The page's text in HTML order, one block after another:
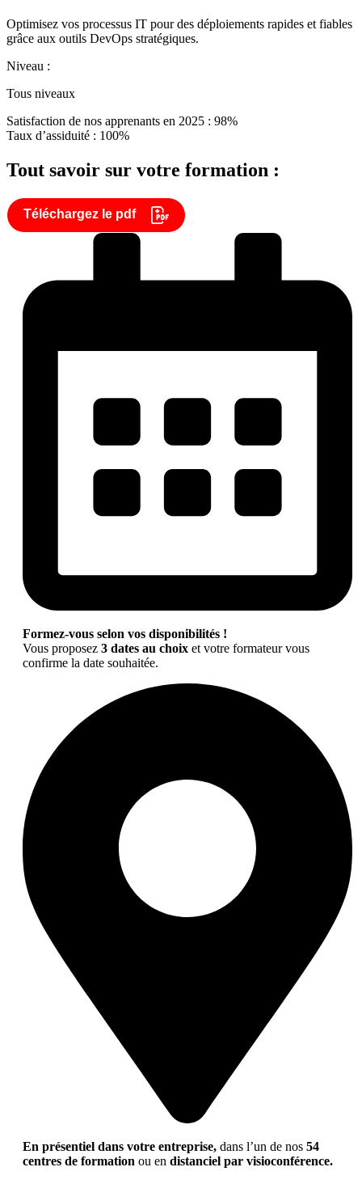
Optimisez vos processus IT pour des déploiements rapides et fiables
grâce aux outils DevOps stratégiques.
Niveau :
Tous niveaux
Satisfaction de nos apprenants en 2025 : 98%
Taux d’assiduité : 100%
Tout savoir sur votre formation :
Téléchargez le pdf
Formez-vous selon vos disponibilités !
Vous proposez 3 dates au choix et votre formateur vous
confirme la date souhaitée.
En présentiel dans votre entreprise, dans l’un de nos 54
centres de formation ou en distanciel par visioconférence.